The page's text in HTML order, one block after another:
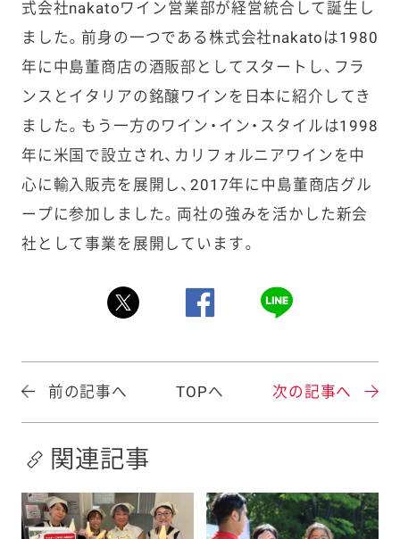
式会社nakatoワイン営業部が経営統合して誕生し
ました。前身の一つである株式会社nakatoは1980
年に中島董商店の酒販部としてスタートし、フラ
ンスとイタリアの銘醸ワインを日本に紹介してき
ました。もう一方のワイン・イン・スタイルは1998
年に米国で設立され、カリフォルニアワインを中
心に輸入販売を展開し、2017年に中島董商店グル
ープに参加しました。両社の強みを活かした新会
社として事業を展開しています。
前の記事へ TOPへ 次の記事へ
関連記事